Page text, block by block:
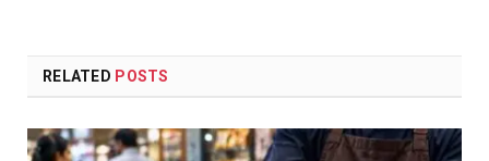
RELATED POSTS